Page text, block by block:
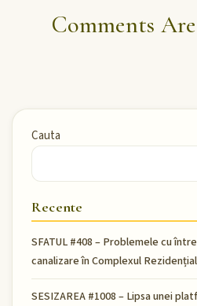
Comments
Cauta
Recente
SFATUL #408 – Problemele cu
canalizare în Complexul
SESIZAREA #1008 – Lipsa unei